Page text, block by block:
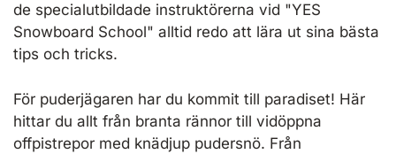
de specialutbildade instruktörerna vid "YES
Snowboard School" alltid redo att lära ut sina bästa
tips och tricks.
För puderjägaren har du kommit till paradiset! Här
hittar du allt från branta rännor till vidöppna
offpistrepor med knädjup pudersnö. Från